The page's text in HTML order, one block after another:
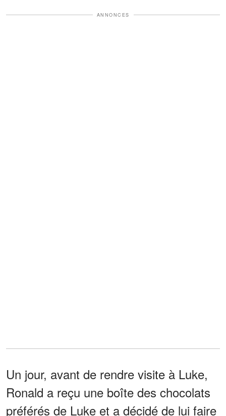
ANNONCES
Un jour, avant de rendre visite à Luke,
Ronald a reçu une boîte des chocolats
préférés de Luke et a décidé de lui faire